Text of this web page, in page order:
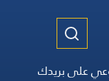
على بريدك